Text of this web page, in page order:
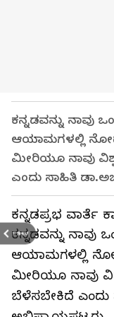
PREV
ಕನ್ನಡವನ್ನು ನಾವು
ಆಯಾಮಗಳಲ್ಲಿ
ಮೀರಿಯೂ ನಾವು
ಎಂದು ಸಾಹಿತಿ
ಕನ್ನಡಪ್ರಭ ವಾರ್ತೆ
ಕನ್ನಡವನ್ನು
ಆಯಾಮಗಳಲ್ಲಿ
ಮೀರಿಯೂ ನಾವು
ಬೆಳೆಸಬೇಕಿದೆ